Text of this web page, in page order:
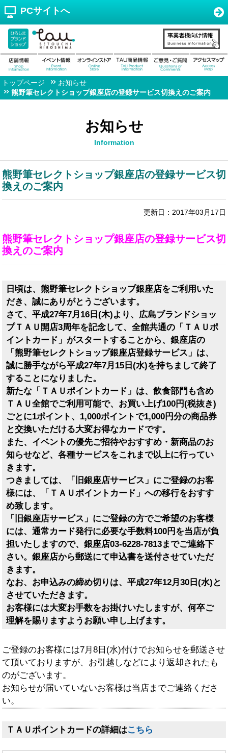
PCサイトへ
トップページ
お知らせ
熊野筆セレクトショップ銀座店の登録サービス切換えのご案内
お知らせ
Information
熊野筆セレクトショップ銀座店の登録サービス切
換えのご案内
更新日：2017年03月17日
熊野筆セレクトショップ銀座店の登録サービス切
換えのご案内
日頃は、熊野筆セレクトショップ銀座店をご利用いた
だき、誠にありがとうございます。
さて、平成27年7月16日(木)より、広島ブランドショッ
プＴＡＵ開店3周年を記念して、全館共通の「ＴＡＵポ
イントカード」がスタートすることから、銀座店の
「熊野筆セレクトショップ銀座店登録サービス」は、
誠に勝手ながら平成27年7月15日(水)を持ちまして終了
することになりました。
新たな「ＴＡＵポイントカード」は、飲食部門も含め
ＴＡＵ全館でご利用可能で、お買い上げ100円(税抜き)
ごとに1ポイント、1,000ポイントで1,000円分の商品券
と交換いただける大変お得なカードです。
また、イベントの優先ご招待やおすすめ・新商品のお
知らせなど、各種サービスをこれまで以上に行ってい
きます。
つきましては、「旧銀座店サービス」にご登録のお客
様には、「ＴＡＵポイントカード」への移行をおすす
め致します。
「旧銀座店サービス」にご登録の方でご希望のお客様
には、通常カード発行に必要な手数料100円を当店が負
担いたしますので、銀座店03-6228-7813までご連絡下
さい。銀座店から郵送にて申込書を送付させていただ
きます。
なお、お申込みの締め切りは、平成27年12月30日(水)と
させていただきます。
お客様には大変お手数をお掛けいたしますが、何卒ご
理解を賜りますようお願い申し上げます。
ご登録のお客様には7月8日(水)付けでお知らせを郵送させ
て頂いておりますが、お引越しなどにより返却されたも
のがございます。
お知らせが届いていないお客様は当店までご連絡くださ
い。
ＴＡＵポイントカードの詳細はこちら